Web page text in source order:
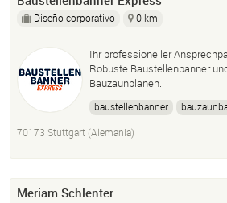
Diseño corporativo 0 km
Ihr professioneller
Robuste Baustellenbanner
Bauzaunplanen.
baustellenbanner
bauschilder
70173 Stuttgart (Alemania)
Meriam Schlenter